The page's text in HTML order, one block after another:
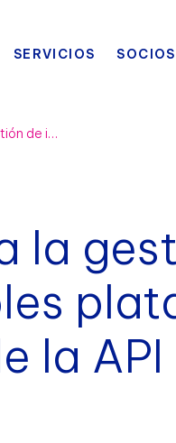
SERVICIOS SOCIOS
Peter Millar optimiza la gestión de inventario en múltiples plataformas con la integración de la API de BlueCherry.
la
la API